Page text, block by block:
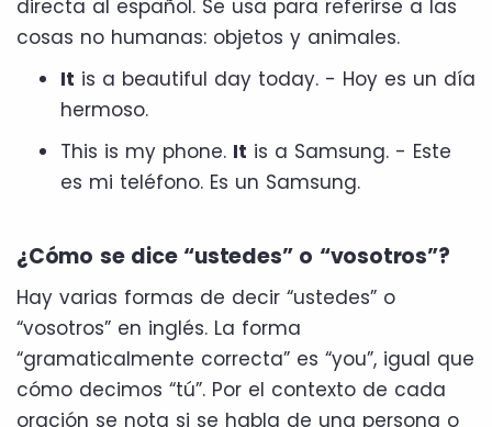
directa al español. Se usa para referirse a las
cosas no humanas: objetos y animales.
It is a beautiful day today. - Hoy es un día
hermoso.
This is my phone. It is a Samsung. - Este
es mi teléfono. Es un Samsung.
¿Cómo se dice “ustedes” o “vosotros”?
Hay varias formas de decir “ustedes” o
“vosotros” en inglés. La forma
“gramaticalmente correcta” es “you”, igual que
cómo decimos “tú”. Por el contexto de cada
oración se nota si se habla de una persona o